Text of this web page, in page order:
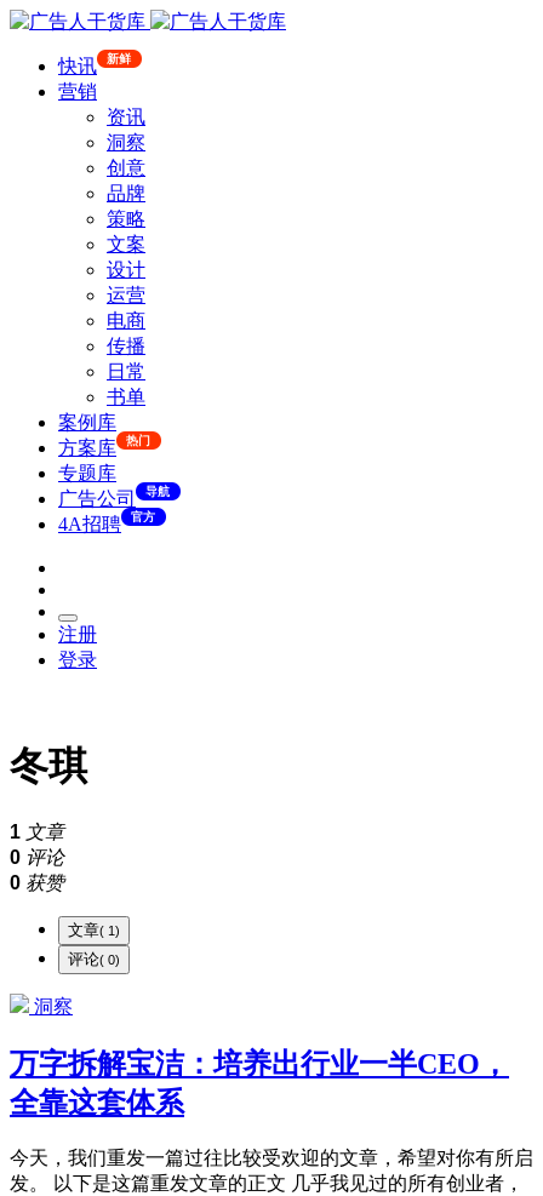
快讯 新鲜
营销
资讯
洞察
创意
品牌
策略
文案
设计
运营
电商
传播
日常
书单
案例库
方案库
热门
专题库
广告公司
导航
4A招聘 官方
注册
登录
冬琪
1 文章
0 评论
0 获赞
文章 ( 1)
评论 ( 0)
洞察
万字拆解宝洁：培养出行业一半CEO，
全靠这套体系
今天，我们重发一篇过往比较受欢迎的文章，希望对你有所启
发。 以下是这篇重发文章的正文 几乎我见过的所有创业者，